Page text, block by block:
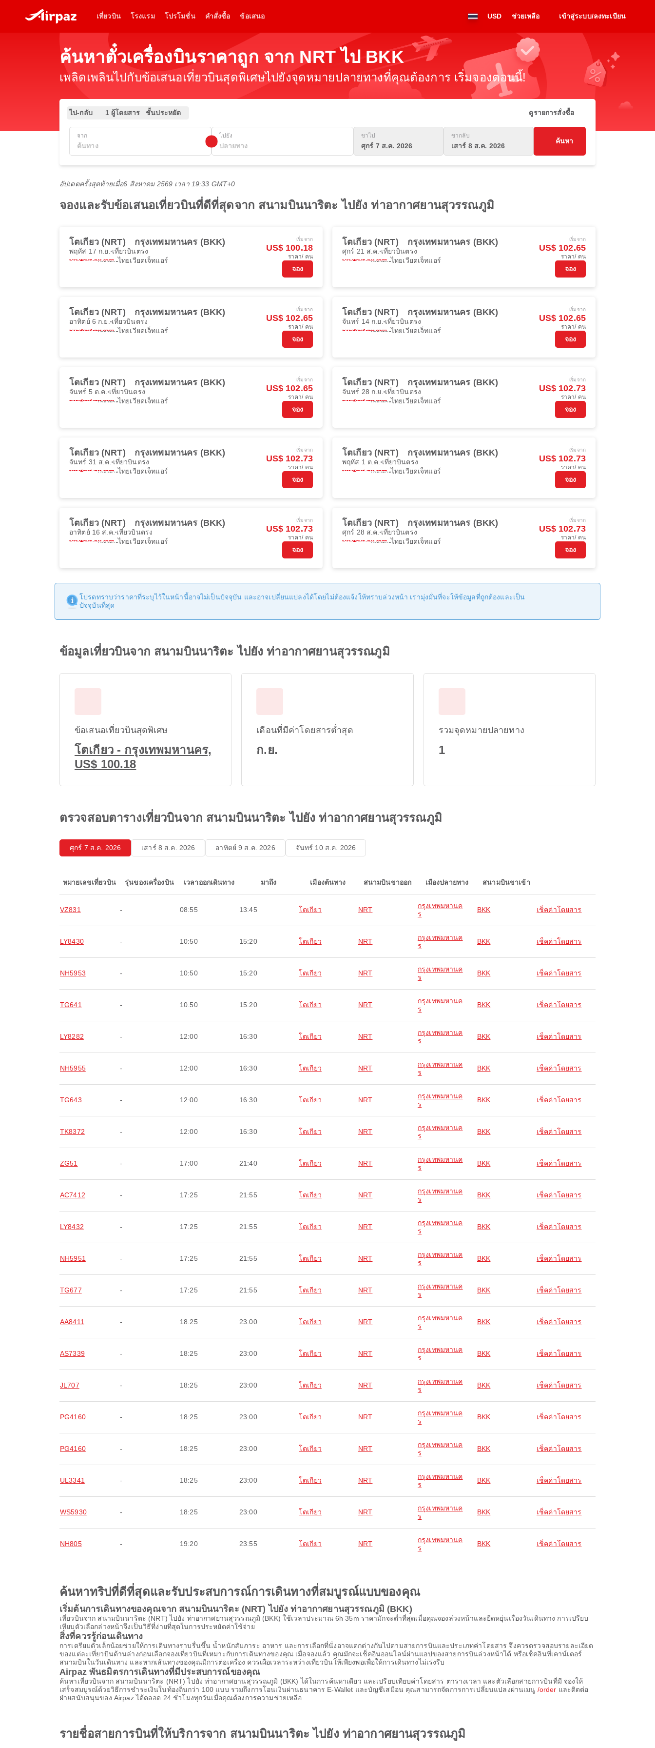
เที่ยวบิน โรงแรม โปรโมชั่น คำสั่งซื้อ ข้อเสนอ USD ช่วยเหลือ เข้าสู่ระบบ/ลงทะเบียน
ค้นหาตั๋วเครื่องบินราคาถูก จาก NRT ไป BKK
เพลิดเพลินไปกับข้อเสนอเที่ยวบินสุดพิเศษไปยังจุดหมายปลายทางที่คุณต้องการ เริ่มจองตอนนี้!
ไป-กลับ 1 ผู้โดยสาร ชั้นประหยัด ดูรายการสั่งซื้อ
จาก ไปยัง ขาไป
ศุกร์ 7 ส.ค. 2026
ขากลับ
เสาร์ 8 ส.ค. 2026
ค้นหา
อัปเดตครั้งสุดท้ายเมื่อ6 สิงหาคม 2569 เวลา 19:33 GMT+0
จองและรับข้อเสนอเที่ยวบินที่ดีที่สุดจาก สนามบินนาริตะ ไปยัง ท่าอากาศยานสุวรรณภูมิ
โตเกียว (NRT) กรุงเทพมหานคร (BKK)
พฤหัส 17 ก.ย. เที่ยวบินตรง
ไทยเวียดเจ็ทแอร์
เริ่มจาก
US$ 100.18
ราคา/ คน
จอง
โตเกียว (NRT) กรุงเทพมหานคร (BKK)
ศุกร์ 21 ส.ค. เที่ยวบินตรง
ไทยเวียดเจ็ทแอร์
เริ่มจาก
US$ 102.65
ราคา/ คน
จอง
โตเกียว (NRT) กรุงเทพมหานคร (BKK)
อาทิตย์ 6 ก.ย. เที่ยวบินตรง
ไทยเวียดเจ็ทแอร์
เริ่มจาก
US$ 102.65
ราคา/ คน
จอง
โตเกียว (NRT) กรุงเทพมหานคร (BKK)
จันทร์ 14 ก.ย. เที่ยวบินตรง
ไทยเวียดเจ็ทแอร์
เริ่มจาก
US$ 102.65
ราคา/ คน
จอง
โตเกียว (NRT) กรุงเทพมหานคร (BKK)
จันทร์ 5 ต.ค. เที่ยวบินตรง
ไทยเวียดเจ็ทแอร์
เริ่มจาก
US$ 102.65
ราคา/ คน
จอง
โตเกียว (NRT) กรุงเทพมหานคร (BKK)
จันทร์ 28 ก.ย. เที่ยวบินตรง
ไทยเวียดเจ็ทแอร์
เริ่มจาก
US$ 102.73
ราคา/ คน
จอง
โตเกียว (NRT) กรุงเทพมหานคร (BKK)
จันทร์ 31 ส.ค. เที่ยวบินตรง
ไทยเวียดเจ็ทแอร์
เริ่มจาก
US$ 102.73
ราคา/ คน
จอง
โตเกียว (NRT) กรุงเทพมหานคร (BKK)
พฤหัส 1 ต.ค. เที่ยวบินตรง
ไทยเวียดเจ็ทแอร์
เริ่มจาก
US$ 102.73
ราคา/ คน
จอง
โตเกียว (NRT) กรุงเทพมหานคร (BKK)
อาทิตย์ 16 ส.ค. เที่ยวบินตรง
ไทยเวียดเจ็ทแอร์
เริ่มจาก
US$ 102.73
ราคา/ คน
จอง
โตเกียว (NRT) กรุงเทพมหานคร (BKK)
ศุกร์ 28 ส.ค. เที่ยวบินตรง
ไทยเวียดเจ็ทแอร์
เริ่มจาก
US$ 102.73
ราคา/ คน
จอง
โปรดทราบว่าราคาที่ระบุไว้ในหน้านี้อาจไม่เป็นปัจจุบัน และอาจเปลี่ยนแปลงได้โดยไม่ต้องแจ้งให้ทราบล่วงหน้า เรามุ่งมั่นที่จะให้ข้อมูลที่ถูกต้องและเป็น
ปัจจุบันที่สุด
ข้อมูลเที่ยวบินจาก สนามบินนาริตะ ไปยัง ท่าอากาศยานสุวรรณภูมิ
ข้อเสนอเที่ยวบินสุดพิเศษ
โตเกียว - กรุงเทพมหานคร,
US$ 100.18
เดือนที่มีค่าโดยสารต่ำสุด
ก.ย.
รวมจุดหมายปลายทาง
1
ตรวจสอบตารางเที่ยวบินจาก สนามบินนาริตะ ไปยัง ท่าอากาศยานสุวรรณภูมิ
ศุกร์ 7 ส.ค. 2026 เสาร์ 8 ส.ค. 2026 อาทิตย์ 9 ส.ค. 2026 จันทร์ 10 ส.ค. 2026
หมายเลขเที่ยวบิน รุ่นของเครื่องบิน เวลาออกเดินทาง มาถึง เมืองต้นทาง สนามบินขาออก เมืองปลายทาง สนามบินขาเข้า
VZ831 - 08:55 13:45 โตเกียว NRT
กรุงเทพมหานค
ร
BKK เช็คค่าโดยสาร
LY8430 - 10:50 15:20 โตเกียว NRT
กรุงเทพมหานค
ร
BKK เช็คค่าโดยสาร
NH5953 - 10:50 15:20 โตเกียว NRT
กรุงเทพมหานค
ร
BKK เช็คค่าโดยสาร
TG641 - 10:50 15:20 โตเกียว NRT
กรุงเทพมหานค
ร
BKK เช็คค่าโดยสาร
LY8282 - 12:00 16:30 โตเกียว NRT
กรุงเทพมหานค
ร
BKK เช็คค่าโดยสาร
NH5955 - 12:00 16:30 โตเกียว NRT
กรุงเทพมหานค
ร
BKK เช็คค่าโดยสาร
TG643 - 12:00 16:30 โตเกียว NRT
กรุงเทพมหานค
ร
BKK เช็คค่าโดยสาร
TK8372 - 12:00 16:30 โตเกียว NRT
กรุงเทพมหานค
ร
BKK เช็คค่าโดยสาร
ZG51 - 17:00 21:40 โตเกียว NRT
กรุงเทพมหานค
ร
BKK เช็คค่าโดยสาร
AC7412 - 17:25 21:55 โตเกียว NRT
กรุงเทพมหานค
ร
BKK เช็คค่าโดยสาร
LY8432 - 17:25 21:55 โตเกียว NRT
กรุงเทพมหานค
ร
BKK เช็คค่าโดยสาร
NH5951 - 17:25 21:55 โตเกียว NRT
กรุงเทพมหานค
ร
BKK เช็คค่าโดยสาร
TG677 - 17:25 21:55 โตเกียว NRT
กรุงเทพมหานค
ร
BKK เช็คค่าโดยสาร
AA8411 - 18:25 23:00 โตเกียว NRT
กรุงเทพมหานค
ร
BKK เช็คค่าโดยสาร
AS7339 - 18:25 23:00 โตเกียว NRT
กรุงเทพมหานค
ร
BKK เช็คค่าโดยสาร
JL707 - 18:25 23:00 โตเกียว NRT
กรุงเทพมหานค
ร
BKK เช็คค่าโดยสาร
PG4160 - 18:25 23:00 โตเกียว NRT
กรุงเทพมหานค
ร
BKK เช็คค่าโดยสาร
PG4160 - 18:25 23:00 โตเกียว NRT
กรุงเทพมหานค
ร
BKK เช็คค่าโดยสาร
UL3341 - 18:25 23:00 โตเกียว NRT
กรุงเทพมหานค
ร
BKK เช็คค่าโดยสาร
WS5930 - 18:25 23:00 โตเกียว NRT
กรุงเทพมหานค
ร
BKK เช็คค่าโดยสาร
NH805 - 19:20 23:55 โตเกียว NRT
กรุงเทพมหานค
ร
BKK เช็คค่าโดยสาร
ค้นหาทริปที่ดีที่สุดและรับประสบการณ์การเดินทางที่สมบูรณ์แบบของคุณ
เริ่มต้นการเดินทางของคุณจาก สนามบินนาริตะ (NRT) ไปยัง ท่าอากาศยานสุวรรณภูมิ (BKK)
เที่ยวบินจาก สนามบินนาริตะ (NRT) ไปยัง ท่าอากาศยานสุวรรณภูมิ (BKK) ใช้เวลาประมาณ 6h 35m ราคามักจะต่ำที่สุดเมื่อคุณจองล่วงหน้าและยืดหยุ่นเรื่องวันเดินทาง การเปรียบ
เทียบตัวเลือกล่วงหน้าจึงเป็นวิธีที่ง่ายที่สุดในการประหยัดค่าใช้จ่าย
สิ่งที่ควรรู้ก่อนเดินทาง
การเตรียมตัวเล็กน้อยช่วยให้การเดินทางราบรื่นขึ้น น้ำหนักสัมภาระ อาหาร และการเลือกที่นั่งอาจแตกต่างกันไปตามสายการบินและประเภทค่าโดยสาร จึงควรตรวจสอบรายละเอียด
ของแต่ละเที่ยวบินด้านล่างก่อนเลือกจองเที่ยวบินที่เหมาะกับการเดินทางของคุณ เมื่อจองแล้ว คุณมักจะเช็คอินออนไลน์ผ่านแอปของสายการบินล่วงหน้าได้ หรือเช็คอินที่เคาน์เตอร์
สนามบินในวันเดินทาง และหากเส้นทางของคุณมีการต่อเครื่อง ควรเผื่อเวลาระหว่างเที่ยวบินให้เพียงพอเพื่อให้การเดินทางไม่เร่งรีบ
Airpaz พันธมิตรการเดินทางที่มีประสบการณ์ของคุณ
ค้นหาเที่ยวบินจาก สนามบินนาริตะ (NRT) ไปยัง ท่าอากาศยานสุวรรณภูมิ (BKK) ได้ในการค้นหาเดียว และเปรียบเทียบค่าโดยสาร ตารางเวลา และตัวเลือกสายการบินที่มี จองให้
เสร็จสมบูรณ์ด้วยวิธีการชำระเงินในท้องถิ่นกว่า 100 แบบ รวมถึงการโอนเงินผ่านธนาคาร E-Wallet และบัญชีเสมือน คุณสามารถจัดการการเปลี่ยนแปลงผ่านเมนู /order และติดต่อ
ฝ่ายสนับสนุนของ Airpaz ได้ตลอด 24 ชั่วโมงทุกวันเมื่อคุณต้องการความช่วยเหลือ
รายชื่อสายการบินที่ให้บริการจาก สนามบินนาริตะ ไปยัง ท่าอากาศยานสุวรรณภูมิ